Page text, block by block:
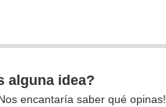
alguna idea?
encantaría saber qué opinas!